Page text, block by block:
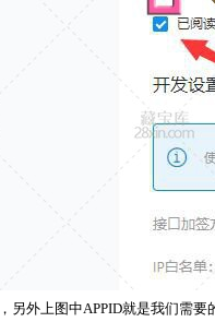
另外上图中APPID就是我们需要